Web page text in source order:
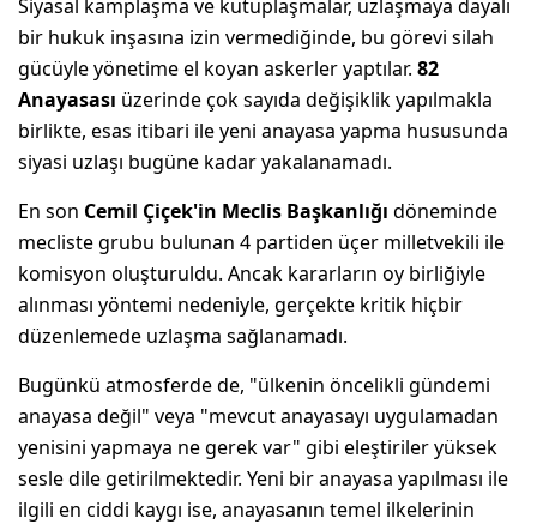
Siyasal kamplaşma ve kutuplaşmalar, uzlaşmaya dayalı
bir hukuk inşasına izin vermediğinde, bu görevi silah
gücüyle yönetime el koyan askerler yaptılar. 82
Anayasası üzerinde çok sayıda değişiklik yapılmakla
birlikte, esas itibari ile yeni anayasa yapma hususunda
siyasi uzlaşı bugüne kadar yakalanamadı.
En son Cemil Çiçek'in Meclis Başkanlığı döneminde
mecliste grubu bulunan 4 partiden üçer milletvekili ile
komisyon oluşturuldu. Ancak kararların oy birliğiyle
alınması yöntemi nedeniyle, gerçekte kritik hiçbir
düzenlemede uzlaşma sağlanamadı.
Bugünkü atmosferde de, "ülkenin öncelikli gündemi
anayasa değil" veya "mevcut anayasayı uygulamadan
yenisini yapmaya ne gerek var" gibi eleştiriler yüksek
sesle dile getirilmektedir. Yeni bir anayasa yapılması ile
ilgili en ciddi kaygı ise, anayasanın temel ilkelerinin